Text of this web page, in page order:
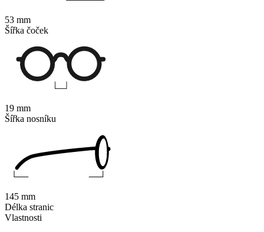
Vlastnosti
53 mm
Šířka čoček
19 mm
Šířka nosníku
145 mm
Délka stranic